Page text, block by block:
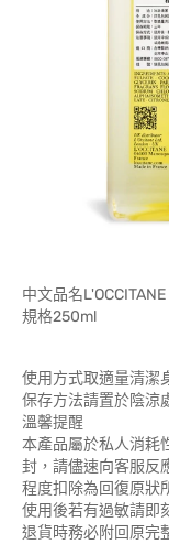
中文品名
規格250ml
使用方式取適量清潔
保存方法請置於陰涼
溫馨提醒
本產品屬於私人消耗
封，請儘速向客服反
程度扣除為回復原狀
使用後若有過敏請即
退貨時務必附回原完